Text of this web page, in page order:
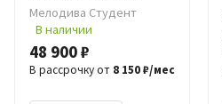
Мелодива Студент
В наличии
48 900 ₽
В рассрочку от 8 150 ₽/мес